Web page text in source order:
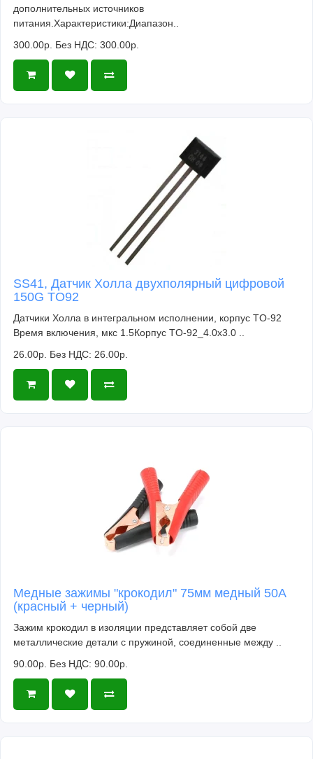
дополнительных источников
питания.Характеристики:Диапазон..
300.00р. Без НДС: 300.00р.
SS41, Датчик Холла двухполярный цифровой
150G TO92
Датчики Холла в интегральном исполнении, корпус TO-92
Время включения, мкс 1.5Корпус TO-92_4.0x3.0 ..
26.00р. Без НДС: 26.00р.
Медные зажимы "крокодил" 75мм медный 50A
(красный + черный)
Зажим крокодил в изоляции представляет собой две
металлические детали с пружиной, соединенные между ..
90.00р. Без НДС: 90.00р.